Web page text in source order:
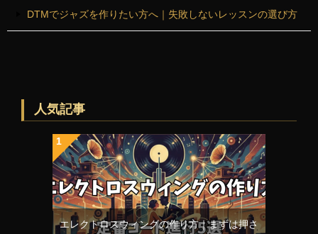
DTMでジャズを作りたい方へ｜失敗しないレッスンの選び方
人気記事
エレクトロスウィングの作り方｜まずは押さ